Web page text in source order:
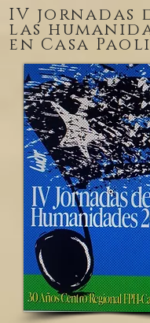
IV jornadas
las
en Casa